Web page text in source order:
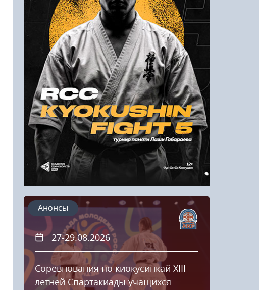
Войти
Напомнить пароль
Регистрация
27-29.08.2026
Соревнования по киокусинкай XIII
летней Спартакиады учащихся
Анонсы